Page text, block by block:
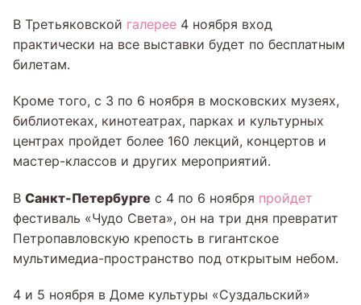
В Третьяковской галерее 4 ноября вход
практически на все выставки будет по бесплатным
билетам.
Кроме того, с 3 по 6 ноября в московских музеях,
библиотеках, кинотеатрах, парках и культурных
центрах пройдет более 160 лекций, концертов и
мастер-классов и других мероприятий.
В Санкт-Петербурге с 4 по 6 ноября пройдет
фестиваль «Чудо Света», он на три дня превратит
Петропавловскую крепость в гигантское
мультимедиа-пространство под открытым небом.
4 и 5 ноября в Доме культуры «Суздальский»